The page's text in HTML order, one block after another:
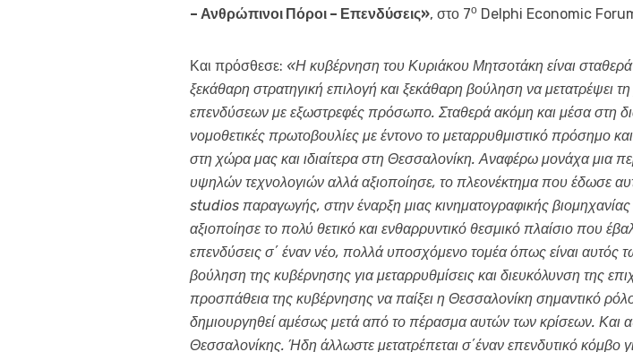
– Ανθρώπινοι Πόροι – Επενδύσεις», στο 7ο Delphi Economic
Και πρόσθεσε: «Η κυβέρνηση του Κυριάκου Μητσοτάκη είναι
ξεκάθαρη στρατηγική επιλογή και ξεκάθαρη βούληση να μετατρέψει
επενδύσεων με εξωστρεφές πρόσωπο. Σταθερά ακόμη και μέσα στη
νομοθετικές πρωτοβουλίες με έντονο το μεταρρυθμιστικό πρόσημο
στη χώρα μας και ιδιαίτερα στη Θεσσαλονίκη. Αναφέρω μονάχα μια
υψηλών τεχνολογιών αλλά αξιοποίησε, το πλεονέκτημα που έδωσε
studios παραγωγής, στην έναρξη μιας κινηματογραφικής
αξιοποίησε το πολύ θετικό και ενθαρρυντικό θεσμικό πλαίσιο που
επενδύσεις σ΄ έναν νέο, πολλά υποσχόμενο τομέα όπως είναι
βούληση της κυβέρνησης για μεταρρυθμίσεις και διευκόλυνση της
προσπάθεια της κυβέρνησης να παίξει η Θεσσαλονίκη σημαντικό
δημιουργηθεί αμέσως μετά από το πέρασμα αυτών των κρίσεων. Και
Θεσσαλονίκης. Ήδη άλλωστε μετατρέπεται σ΄έναν επενδυτικό κόμβο